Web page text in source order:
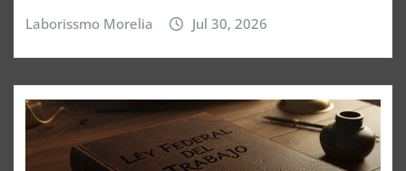
Laborissmo Morelia Jul 30, 2026